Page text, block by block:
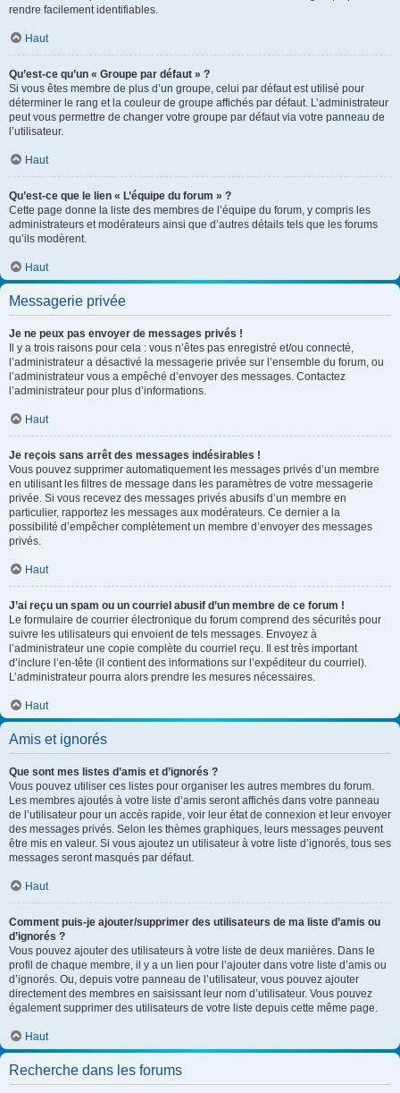
rendre facilement identifiables.
Haut
Qu’est-ce qu’un « Groupe par défaut » ?
Si vous êtes membre de plus d’un groupe, celui par défaut est utilisé pour
déterminer le rang et la couleur de groupe affichés par défaut. L’administrateur
peut vous permettre de changer votre groupe par défaut via votre panneau de
l’utilisateur.
Haut
Qu’est-ce que le lien « L’équipe du forum » ?
Cette page donne la liste des membres de l’équipe du forum, y compris les
administrateurs et modérateurs ainsi que d’autres détails tels que les forums
qu’ils modèrent.
Haut
Messagerie privée
Je ne peux pas envoyer de messages privés !
Il y a trois raisons pour cela : vous n’êtes pas enregistré et/ou connecté,
l’administrateur a désactivé la messagerie privée sur l’ensemble du forum, ou
l’administrateur vous a empêché d’envoyer des messages. Contactez
l’administrateur pour plus d’informations.
Haut
Je reçois sans arrêt des messages indésirables !
Vous pouvez supprimer automatiquement les messages privés d’un membre
en utilisant les filtres de message dans les paramètres de votre messagerie
privée. Si vous recevez des messages privés abusifs d’un membre en
particulier, rapportez les messages aux modérateurs. Ce dernier a la
possibilité d’empêcher complètement un membre d’envoyer des messages
privés.
Haut
J’ai reçu un spam ou un courriel abusif d’un membre de ce forum !
Le formulaire de courrier électronique du forum comprend des sécurités pour
suivre les utilisateurs qui envoient de tels messages. Envoyez à
l’administrateur une copie complète du courriel reçu. Il est très important
d’inclure l’en-tête (il contient des informations sur l’expéditeur du courriel).
L’administrateur pourra alors prendre les mesures nécessaires.
Haut
Amis et ignorés
Que sont mes listes d’amis et d’ignorés ?
Vous pouvez utiliser ces listes pour organiser les autres membres du forum.
Les membres ajoutés à votre liste d’amis seront affichés dans votre panneau
de l’utilisateur pour un accès rapide, voir leur état de connexion et leur envoyer
des messages privés. Selon les thèmes graphiques, leurs messages peuvent
être mis en valeur. Si vous ajoutez un utilisateur à votre liste d’ignorés, tous ses
messages seront masqués par défaut.
Haut
Comment puis-je ajouter/supprimer des utilisateurs de ma liste d’amis ou
d’ignorés ?
Vous pouvez ajouter des utilisateurs à votre liste de deux manières. Dans le
profil de chaque membre, il y a un lien pour l’ajouter dans votre liste d’amis ou
d’ignorés. Ou, depuis votre panneau de l’utilisateur, vous pouvez ajouter
directement des membres en saisissant leur nom d’utilisateur. Vous pouvez
également supprimer des utilisateurs de votre liste depuis cette même page.
Haut
Recherche dans les forums